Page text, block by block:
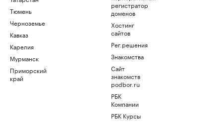
Тюмень
Черноземье
Кавказ
Карелия
Мурманск
Приморский
край
регистратор
доменов
Хостинг
сайтов
Рег.решения
Знакомства
Сайт
знакомств
podbor.ru
РБК
Компании
РБК Курсы